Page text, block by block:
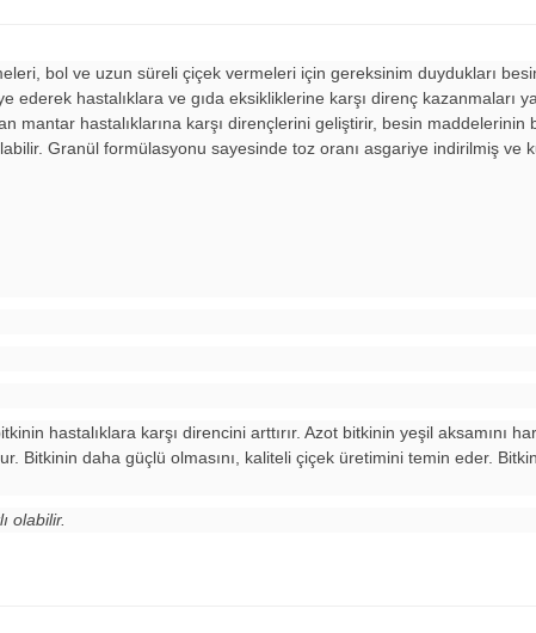
bol ve uzun süreli çiçek vermeleri için gereksinim duydukları
ederek hastalıklara ve gıda eksikliklerine karşı direnç kazanmaları
mantar hastalıklarına karşı dirençlerini geliştirir, besin maddelerinin
Granül formülasyonu sayesinde toz oranı asgariye indirilmiş ve
hastalıklara karşı direncini arttırır. Azot bitkinin yeşil aksamını
Bitkinin daha güçlü olmasını, kaliteli çiçek üretimini temin eder.
olabilir.